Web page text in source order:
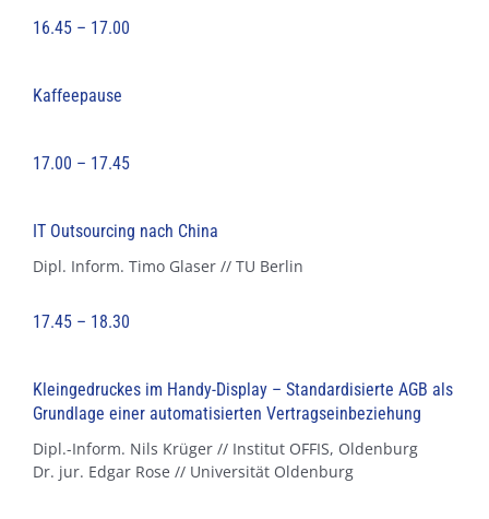
16.45 – 17.00
Kaffeepause
17.00 – 17.45
IT Outsourcing nach China
Dipl. Inform. Timo Glaser // TU Berlin
17.45 – 18.30
Kleingedruckes im Handy-Display – Standardisierte AGB als
Grundlage einer automatisierten Vertragseinbeziehung
Dipl.-Inform. Nils Krüger // Institut OFFIS, Oldenburg
Dr. jur. Edgar Rose // Universität Oldenburg